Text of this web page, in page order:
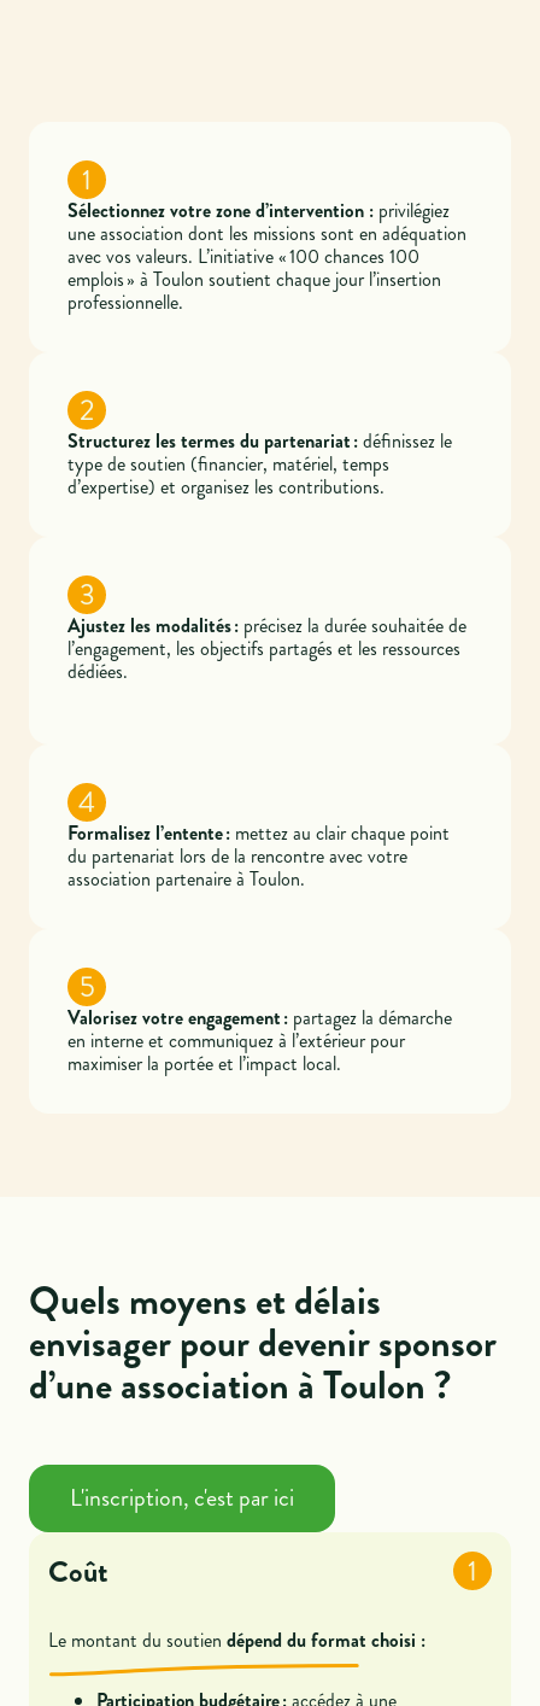
1
Sélectionnez votre zone d’intervention : privilégiez
une association dont les missions sont en adéquation
avec vos valeurs. L’initiative « 100 chances 100
emplois » à Toulon soutient chaque jour l’insertion
professionnelle.
2
Structurez les termes du partenariat :définissez le
type de soutien (financier, matériel, temps
d’expertise) et organisez les contributions.
3
Ajustez les modalités : précisez la durée souhaitée de
l’engagement, les objectifs partagés et les ressources
dédiées.
4
Formalisez l’entente : mettez au clair chaque point
du partenariat lors de la rencontre avec votre
association partenaire à Toulon.
5
Valorisez votre engagement : partagez la démarche
en interne et communiquez à l’extérieur pour
maximiser la portée et l’impact local.
Quels moyens et délais
envisager pour devenir sponsor
d’une association à Toulon ?
L'inscription, c'est par ici
Coût 1
Le montant du soutiendépend du format choisi :